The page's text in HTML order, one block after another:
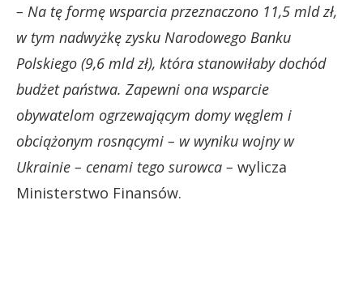
– Na tę formę wsparcia przeznaczono 11,5 mld zł,
w tym nadwyżkę zysku Narodowego Banku
Polskiego (9,6 mld zł), która stanowiłaby dochód
budżet państwa. Zapewni ona wsparcie
obywatelom ogrzewającym domy węglem i
obciążonym rosnącymi – w wyniku wojny w
Ukrainie – cenami tego surowca – wylicza
Ministerstwo Finansów.